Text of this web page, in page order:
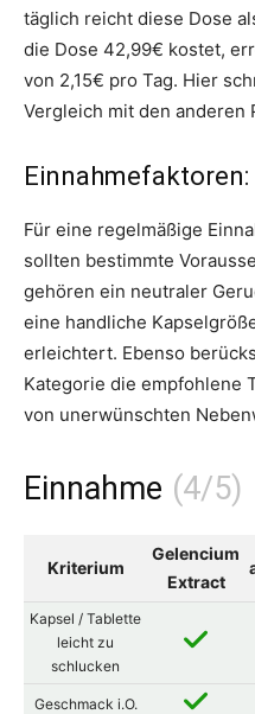
täglich reicht diese Dose
die Dose 42,99€ kostet,
von 2,15€ pro Tag. Hier
Vergleich mit den anderen
Einnahmefaktoren:
Für eine regelmäßige
sollten bestimmte
gehören ein neutraler
eine handliche
erleichtert. Ebenso
Kategorie die empfohlene
von unerwünschten
Einnahme
Kriterium
Gelencium
Extract
Kapsel / Tablette
leicht zu
schlucken
Geschmack i.O.